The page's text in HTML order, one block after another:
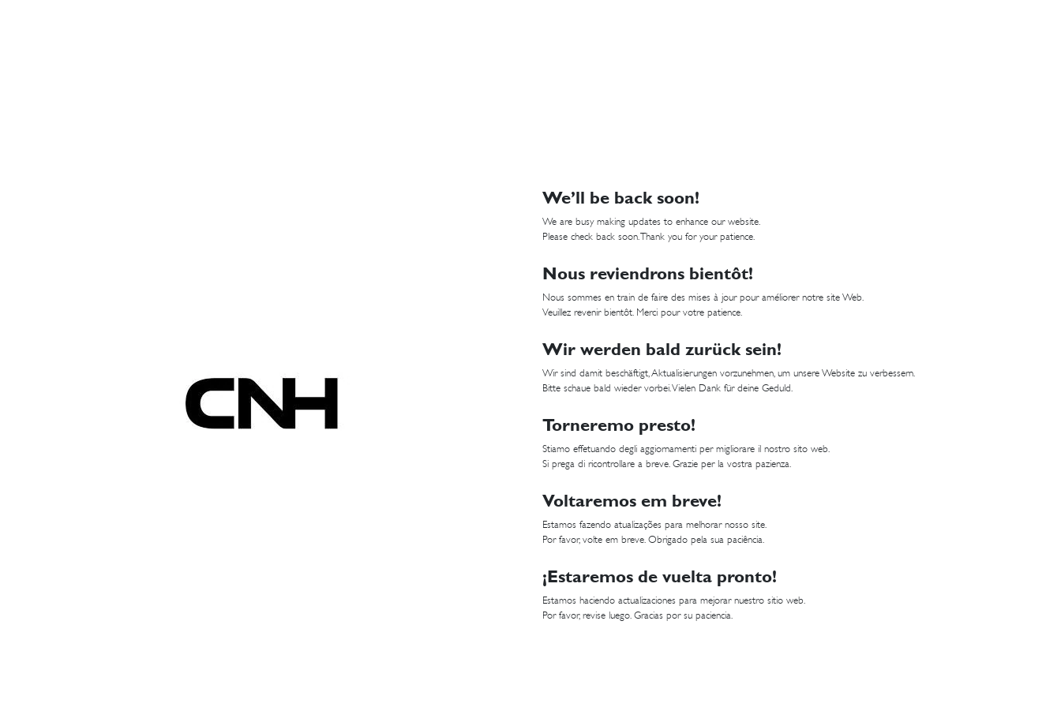
We’ll be back soon!
We are busy making updates to enhance our website.
Please check back soon. Thank you for your patience.
Nous reviendrons bientôt!
Nous sommes en train de faire des mises à jour pour améliorer notre site Web.
Veuillez revenir bientôt. Merci pour votre patience.
Wir werden bald zurück sein!
Wir sind damit beschäftigt, Aktualisierungen vorzunehmen, um unsere Website zu verbessern.
Bitte schaue bald wieder vorbei. Vielen Dank für deine Geduld.
Torneremo presto!
Stiamo effetuando degli aggiornamenti per migliorare il nostro sito web.
Si prega di ricontrollare a breve. Grazie per la vostra pazienza.
Voltaremos em breve!
Estamos fazendo atualizações para melhorar nosso site.
Por favor, volte em breve. Obrigado pela sua paciência.
¡Estaremos de vuelta pronto!
Estamos haciendo actualizaciones para mejorar nuestro sitio web.
Por favor, revise luego. Gracias por su paciencia.